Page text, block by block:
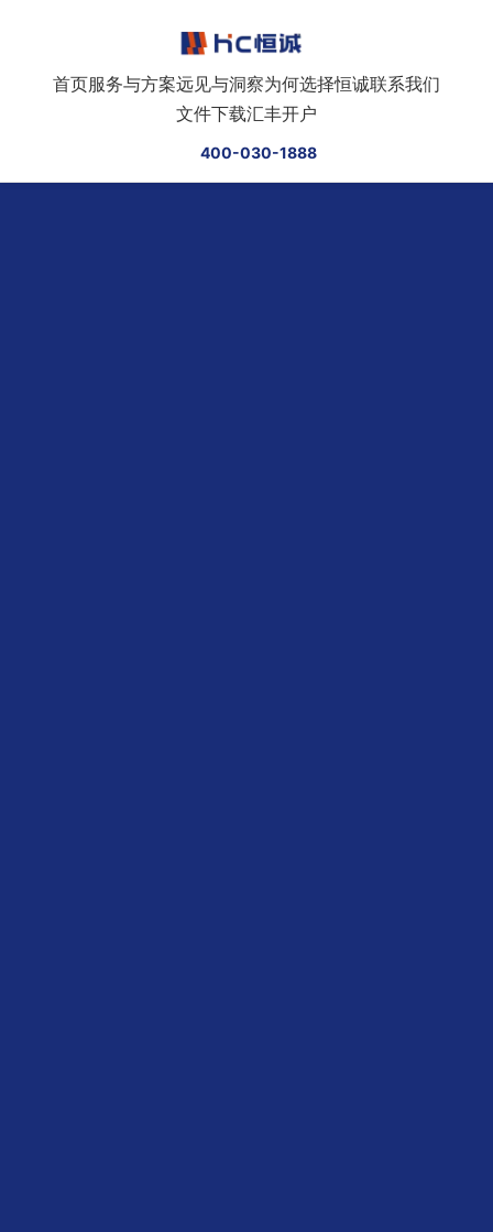
首页服务与方案远见与洞察为何选择恒诚联系我们
文件下载汇丰开户
400-030-1888